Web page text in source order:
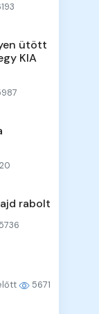
ütött
KIA
rabolt
5671